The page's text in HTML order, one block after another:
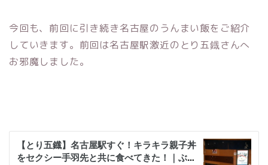
今回も、前回に引き続き名古屋のうんまい飯をご紹介
していきます。 前回は名古屋駅激近のとり五鐡さんへ
お邪魔しました。